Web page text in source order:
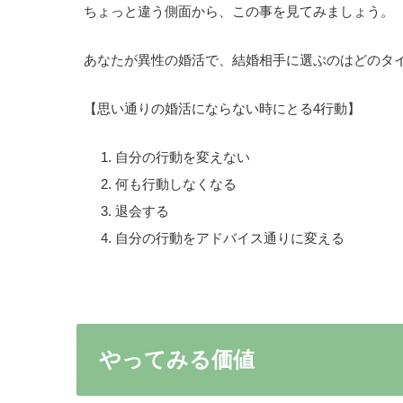
ちょっと違う側面から、この事を見てみましょう。
あなたが異性の婚活で、結婚相手に選ぶのはどのタ
【思い通りの婚活にならない時にとる4行動】
自分の行動を変えない
何も行動しなくなる
退会する
自分の行動をアドバイス通りに変える
やってみる価値